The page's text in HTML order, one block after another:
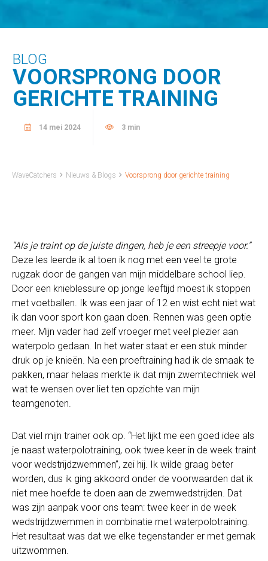
BLOG
VOORSPRONG DOOR
GERICHTE TRAINING
14 mei 2024 3 min
WaveCatchers Nieuws & Blogs Voorsprong door gerichte training
“Als je traint op de juiste dingen, heb je een streepje voor.”
Deze les leerde ik al toen ik nog met een veel te grote
rugzak door de gangen van mijn middelbare school liep.
Door een knieblessure op jonge leeftijd moest ik stoppen
met voetballen. Ik was een jaar of 12 en wist echt niet wat
ik dan voor sport kon gaan doen. Rennen was geen optie
meer. Mijn vader had zelf vroeger met veel plezier aan
waterpolo gedaan. In het water staat er een stuk minder
druk op je knieën. Na een proeftraining had ik de smaak te
pakken, maar helaas merkte ik dat mijn zwemtechniek wel
wat te wensen over liet ten opzichte van mijn
teamgenoten.
Dat viel mijn trainer ook op. “Het lijkt me een goed idee als
je naast waterpolotraining, ook twee keer in de week traint
voor wedstrijdzwemmen”, zei hij. Ik wilde graag beter
worden, dus ik ging akkoord onder de voorwaarden dat ik
niet mee hoefde te doen aan de zwemwedstrijden. Dat
was zijn aanpak voor ons team: twee keer in de week
wedstrijdzwemmen in combinatie met waterpolotraining.
Het resultaat was dat we elke tegenstander er met gemak
uitzwommen.